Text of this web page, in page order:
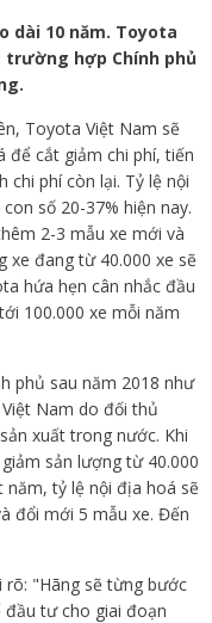
dài 10 năm. Toyota
hợp Chính phủ
Toyota Việt Nam sẽ
cắt giảm chi phí, tiến
phí còn lại. Tỷ lệ nội
số 20-37% hiện nay.
2-3 mẫu xe mới và
xe đang từ 40.000 xe sẽ
hứa hẹn cân nhắc đầu
100.000 xe mỗi năm
phủ sau năm 2018 như
Nam do đối thủ
xuất trong nước. Khi
sản lượng từ 40.000
năm, tỷ lệ nội địa hoá sẽ
đổi mới 5 mẫu xe. Đến
rõ: "Hãng sẽ từng bước
đầu tư cho giai đoạn